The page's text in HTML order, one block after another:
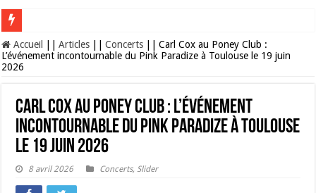
Aprem’ Jeux à la Médiathèque Grand M : vos mercredis après-midi sous le
Accueil Articles Concerts
Carl Cox au Poney Club :
L’événement incontournable du Pink Paradize à Toulouse le 19 juin
2026
Carl Cox au Poney Club : L’événement
incontournable du Pink Paradize à Toulouse
le 19 juin 2026
8 avril 2026 Concerts, Slider